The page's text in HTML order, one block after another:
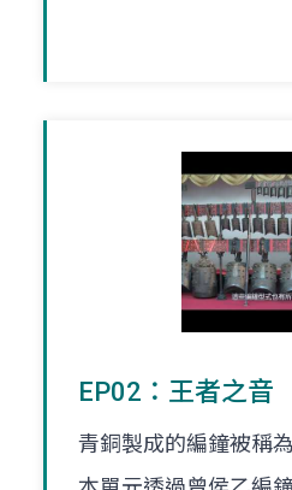
EP02：王者之音
青銅製成的編鐘被稱